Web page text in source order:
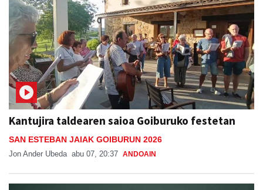
Kantujira taldearen saioa Goiburuko festetan
SAN ESTEBAN JAIAK GOIBURUN 2026
Jon Ander Ubeda abu 07, 20:37 ANDOAIN